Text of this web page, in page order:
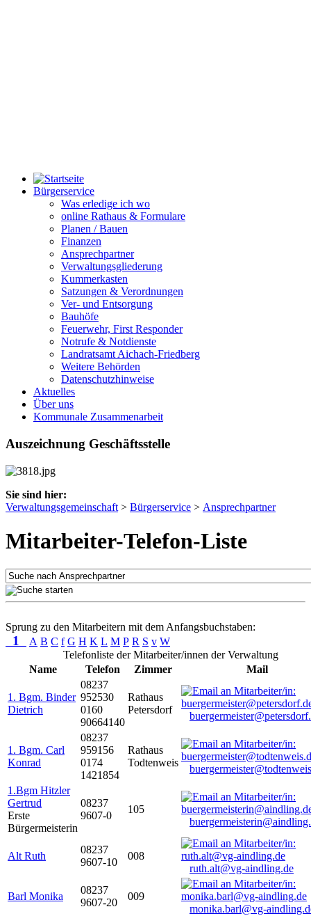
Bürgerservice
Was erledige ich wo
online Rathaus & Formulare
Planen / Bauen
Finanzen
Ansprechpartner
Verwaltungsgliederung
Kummerkasten
Satzungen & Verordnungen
Ver- und Entsorgung
Bauhöfe
Feuerwehr, First Responder
Notrufe & Notdienste
Landratsamt Aichach-Friedberg
Weitere Behörden
Datenschutzhinweise
Aktuelles
Über uns
Kommunale Zusammenarbeit
Auszeichnung Geschäftsstelle
Sie sind hier:
Verwaltungsgemeinschaft > Bürgerservice > Ansprechpartner
Mitarbeiter-Telefon-Liste
Sprung zu den Mitarbeitern mit dem Anfangsbuchstaben:
1 A B C f G H K L M P R S v W
Telefonliste der Mitarbeiter/innen der Verwaltung
Name
Telefon Zimmer Mail
1. Bgm. Binder
Dietrich
08237
952530
0160
90664140
Rathaus
Petersdorf
1. Bgm. Carl
Konrad
08237
959156
0174
1421854
Rathaus
Todtenweis
1.Bgm Hitzler
Gertrud
Erste
Bürgermeisterin
08237
9607-0
105
Alt Ruth
08237
9607-10
008
ruth.alt@vg-aindling.de
Barl Monika
08237
9607-20
009
monika.barl@vg-